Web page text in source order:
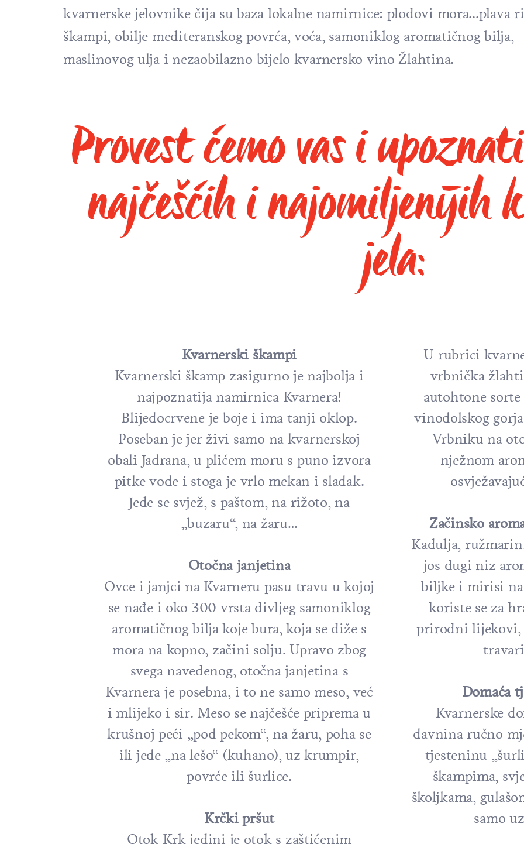
kvarnerske jelovnike čija su baza lokalne namirnice: plodovi mora...plava
škampi, obilje mediteranskog povrća, voća, samoniklog aromatičnog bilja,
maslinovog ulja i nezaobilazno bijelo kvarnersko vino Žlahtina.
Provest ćemo vas i
najčešćih i najomiljenijih
jela:
Kvarnerski škampi
Kvarnerski škamp zasigurno je najbolja i
najpoznatija namirnica Kvarnera!
Blijedocrvene je boje i ima tanji oklop.
Poseban je jer živi samo na kvarnerskoj
obali Jadrana, u plićem moru s puno izvora
pitke vode i stoga je vrlo mekan i sladak.
Jede se svjež, s paštom, na rižoto, na
„buzaru“, na žaru…
Otočna janjetina
Ovce i janjci na Kvarneru pasu travu u kojoj
se nađe i oko 300 vrsta divljeg samoniklog
aromatičnog bilja koje bura, koja se diže s
mora na kopno, začini solju. Upravo zbog
svega navedenog, otočna janjetina s
Kvarnera je posebna, i to ne samo meso, već
i mlijeko i sir. Meso se najčešće priprema u
krušnoj peći „pod pekom“, na žaru, poha se
ili jede „na lešo“ (kuhano), uz krumpir,
povrće ili šurlice.
Krčki pršut
Otok Krk jedini je otok s zaštićenim
U rubrici
vrbnička
autohtone
vinodolskog
Vrbniku na
nježnom
Začinsko
Kadulja,
jos dugi niz
biljke i mirisi na
koriste se za
prirodni lijekovi,
Domaća
Kvarnerske
davnina ručno
tjesteninu
škampima,
školjkama,
samo